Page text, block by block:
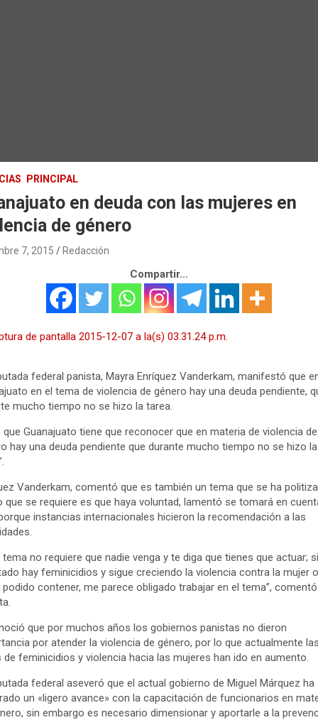
PRINCIPAL
en deuda con las mujeres en
de género
7, 2015 Redacción
Compartir...
federal panista, Mayra Enríquez Vanderkam, manifestó que
en el tema de violencia de género hay una deuda pendiente,
mucho tiempo no se hizo la tarea.
que Guanajuato tiene que reconocer que en materia de violencia de
hay una deuda pendiente que durante mucho tiempo no se hizo la
Vanderkam, comentó que es también un tema que se ha
que se requiere es que haya voluntad, lamentó se tomará en
instancias internacionales hicieron la recomendación a las
tema no requiere que nadie venga y te diga que tienes que actuar;
hay feminicidios y sigue creciendo la violencia contra la mujer
podido contener, me parece obligado trabajar en el tema”,
que por muchos años los gobiernos panistas no dieron
por atender la violencia de género, por lo que actualmente
feminicidios y violencia hacia las mujeres han ido en aumento.
federal aseveró que el actual gobierno de Miguel Márquez ha
un «ligero avance» con la capacitación de funcionarios en
sin embargo es necesario dimensionar y aportarle a la